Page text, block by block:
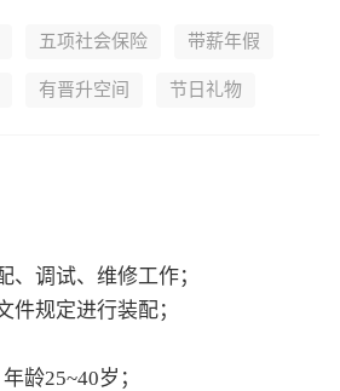
五项社会保险 带薪年假
有晋升空间 节日礼物
、调试、维修工作；
件规定进行装配；
龄25~40岁；